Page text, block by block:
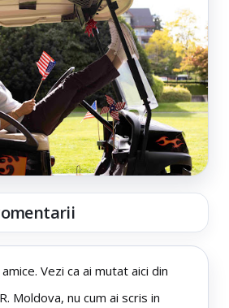
Vezi ca ai mutat aici din
Moldova, nu cum ai scris in